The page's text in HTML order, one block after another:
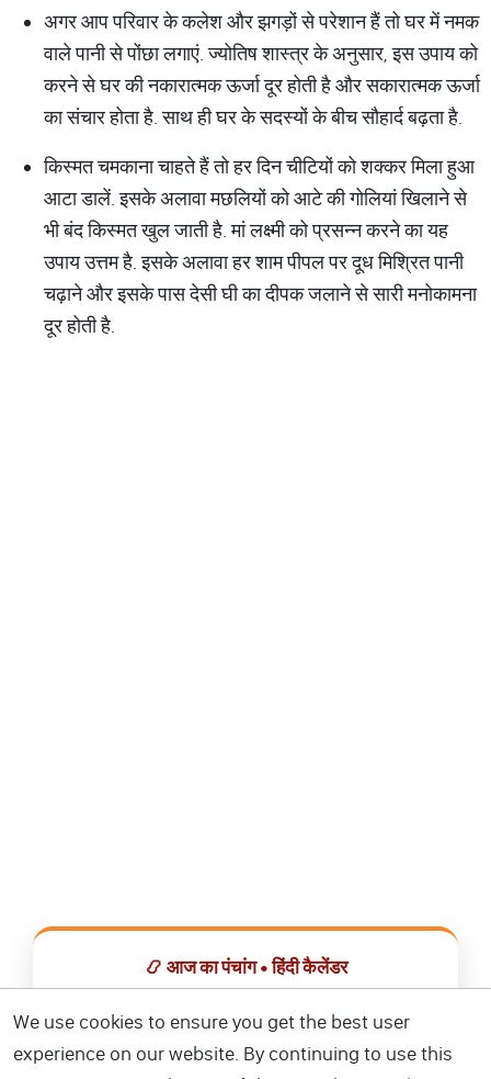
अगर आप परिवार के कलेश और झगड़ों से परेशान हैं तो घर में नमक
वाले पानी से पोंछा लगाएं. ज्योतिष शास्त्र के अनुसार, इस उपाय को
करने से घर की नकारात्मक ऊर्जा दूर होती है और सकारात्मक ऊर्जा
का संचार होता है. साथ ही घर के सदस्यों के बीच सौहार्द बढ़ता है.
किस्मत चमकाना चाहते हैं तो हर दिन चीटियों को शक्कर मिला हुआ
आटा डालें. इसके अलावा मछलियों को आटे की गोलियां खिलाने से
भी बंद किस्मत खुल जाती है. मां लक्ष्मी को प्रसन्न करने का यह
उपाय उत्तम है. इसके अलावा हर शाम पीपल पर दूध मिश्रित पानी
चढ़ाने और इसके पास देसी घी का दीपक जलाने से सारी मनोकामना
दूर होती है.
📿 आज का पंचांग • हिंदी कैलेंडर
📅 हिंदी कैलेंडर ऐप डाउनलोड करें
We use cookies to ensure you get the best user
experience on our website. By continuing to use this